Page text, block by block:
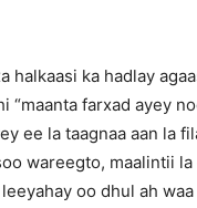
halkaasi ka hadlay
“maanta farxad ayey
ee la taagnaa aan la
wareegto, maalintii
oo dhul ah